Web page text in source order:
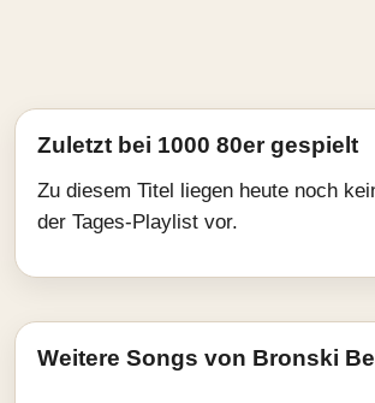
Zuletzt bei 1000 80er gespielt
Zu diesem Titel liegen heute noch
der Tages-Playlist vor.
Weitere Songs von Bronski